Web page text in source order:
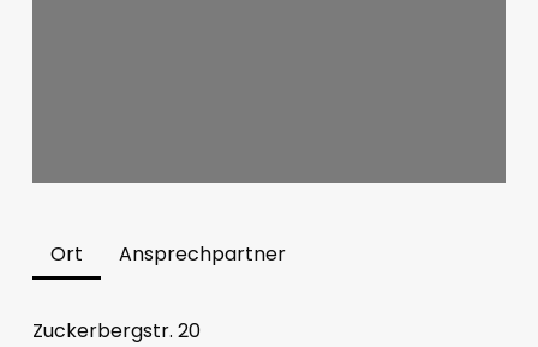
Ort Ansprechpartner
Zuckerbergstr. 20